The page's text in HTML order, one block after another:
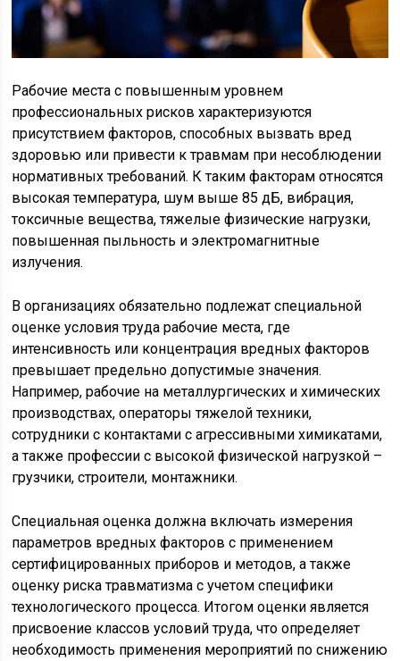
Рабочие места с повышенным уровнем
профессиональных рисков характеризуются
присутствием факторов, способных вызвать вред
здоровью или привести к травмам при несоблюдении
нормативных требований. К таким факторам относятся
высокая температура, шум выше 85 дБ, вибрация,
токсичные вещества, тяжелые физические нагрузки,
повышенная пыльность и электромагнитные
излучения.
В организациях обязательно подлежат специальной
оценке условия труда рабочие места, где
интенсивность или концентрация вредных факторов
превышает предельно допустимые значения.
Например, рабочие на металлургических и химических
производствах, операторы тяжелой техники,
сотрудники с контактами с агрессивными химикатами,
а также профессии с высокой физической нагрузкой –
грузчики, строители, монтажники.
Специальная оценка должна включать измерения
параметров вредных факторов с применением
сертифицированных приборов и методов, а также
оценку риска травматизма с учетом специфики
технологического процесса. Итогом оценки является
присвоение классов условий труда, что определяет
необходимость применения мероприятий по снижению